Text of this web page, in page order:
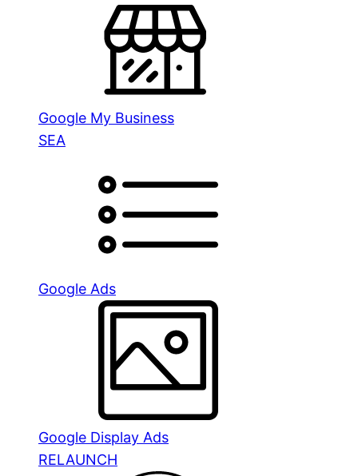
Google My Business
SEA
Google Ads
Google Display Ads
RELAUNCH